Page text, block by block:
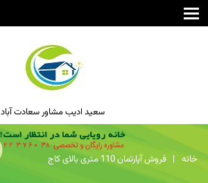
سعید ادیب مشاور سعادت آباد
خانه فروش آپارتمان 110 متری بالای کاج